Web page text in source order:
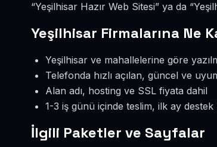
“Yeşilhisar Hazır Web Sitesi” ya da
Yeşilhisar Firmalarına Ne
Yeşilhisar ve mahallelerine göre
Telefonda hızlı açılan, güncel ve
Alan adı, hosting ve SSL fiyata dahil
1-3 iş günü içinde teslim, ilk ay destek
İlgili Paketler ve Sayfalar